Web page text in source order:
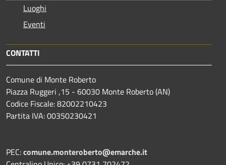
Luoghi
Eventi
CONTATTI
Comune di Monte Roberto
Piazza Ruggeri ,15 - 60030 Monte Roberto (AN)
Codice Fiscale: 82002210423
Partita IVA: 00350230421
PEC:comune.monteroberto@emarche.it